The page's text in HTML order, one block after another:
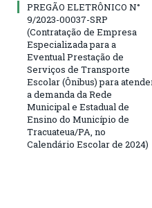
PREGÃO ELETRÔNICO N°
9/2023-00037-SRP
(Contratação de Empresa
Especializada para a
Eventual Prestação de
Serviços de Transporte
Escolar (Ônibus) para
a demanda da Rede
Municipal e Estadual de
Ensino do Município de
Tracuateua/PA, no
Calendário Escolar de 2024)